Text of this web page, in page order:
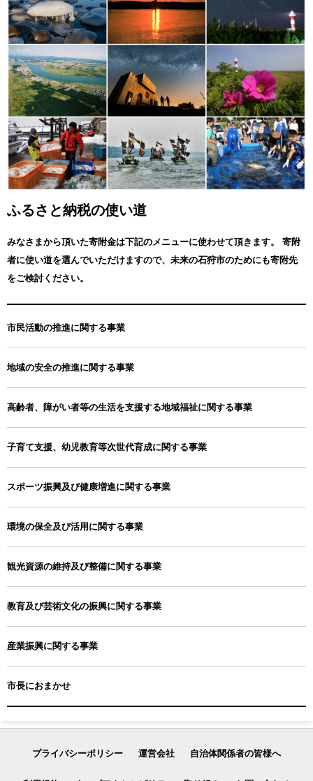
■個人情報の取り扱い
お寄せいただいた個人情報は、当市と当市が委託する事業者が寄附
金の受付及び入金に係る確認、各種問合せ、書類・返礼品発送及び
発送情報等の提供、並びにメールマガジン等による情報提供を行う
際に利用するものであり、それ以外の目的では利用いたしません。
・ご注文後(決済後)はすぐにお手続きに入りますので、基本的にご
寄附申込みのキャンセル、返礼品の変更・返品はできません。
・お礼の品の配送日時指定はできません。ご不在日を備考欄等に記
入された場合でも、ご対応できかねます。
・寄附者の都合により返礼品がお届けできない場合、返礼品の再送
は致しません。
・石狩市民の方は石狩市へのふるさと納税は可能ですが、お礼の品
を受け取ることはできません。
い
https://www.soumu.go.jp/main_content/000397109.pdf
r_form_55-6.pdf
・ふるさと納税ワンストップ特例制度については下記URLからご確
認ください
・ワンストップ特例申請書の送付先については寄附を行う各自治体
窓口へお問い合わせください。
認ください。
-----------------------------------------------------------------------
TEL 050-3033-5536 FAX 01547-6-0510
※土日祝祭日および年末年始はお休みをいただきます。メールの返
信は翌営業日となりますので、ご了承ください。
ふるさと納税の使い道
みなさまから頂いた寄附金は下記のメニューに使わせて頂きます。
寄附
者に使い道を選んでいただけますので、未来の石狩市のためにも寄附先
をご検討ください。
市民活動の推進に関する事業
地域の安全の推進に関する事業
高齢者、障がい者等の生活を支援する地域福祉に関する事業
子育て支援、幼児教育等次世代育成に関する事業
スポーツ振興及び健康増進に関する事業
環境の保全及び活用に関する事業
観光資源の維持及び整備に関する事業
教育及び芸術文化の振興に関する事業
産業振興に関する事業
市長におまかせ
プライバシーポリシー 運営会社 自治体関係者の皆様へ